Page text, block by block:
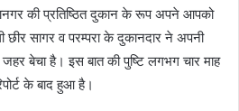
की प्रतिष्ठित दुकान के रूप अपने आपको
सागर व परम्परा के दुकानदार ने अपनी
बेचा है। इस बात की पुष्टि लगभग चार माह
के बाद हुआ है।